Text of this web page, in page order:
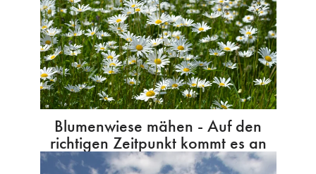
Blumenwiese mähen - Auf den
richtigen Zeitpunkt kommt es an